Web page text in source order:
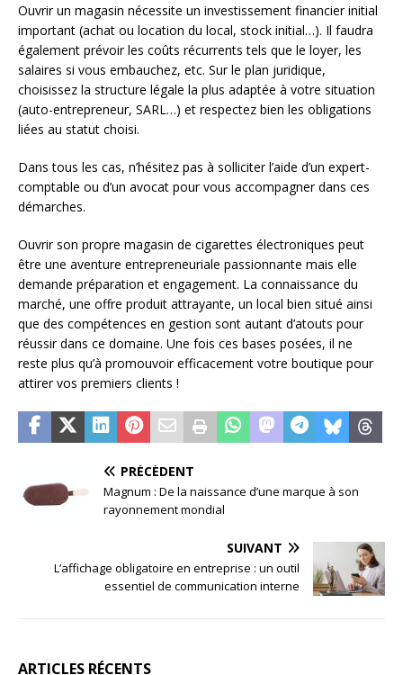
Ouvrir un magasin nécessite un investissement financier initial
important (achat ou location du local, stock initial…). Il faudra
également prévoir les coûts récurrents tels que le loyer, les
salaires si vous embauchez, etc. Sur le plan juridique,
choisissez la structure légale la plus adaptée à votre situation
(auto-entrepreneur, SARL…) et respectez bien les obligations
liées au statut choisi.
Dans tous les cas, n’hésitez pas à solliciter l’aide d’un expert-
comptable ou d’un avocat pour vous accompagner dans ces
démarches.
Ouvrir son propre magasin de cigarettes électroniques peut
être une aventure entrepreneuriale passionnante mais elle
demande préparation et engagement. La connaissance du
marché, une offre produit attrayante, un local bien situé ainsi
que des compétences en gestion sont autant d’atouts pour
réussir dans ce domaine. Une fois ces bases posées, il ne
reste plus qu’à promouvoir efficacement votre boutique pour
attirer vos premiers clients !
PRÉCÉDENT
Magnum : De la naissance d’une marque à son
rayonnement mondial
SUIVANT
L’affichage obligatoire en entreprise : un outil
essentiel de communication interne
ARTICLES RÉCENTS